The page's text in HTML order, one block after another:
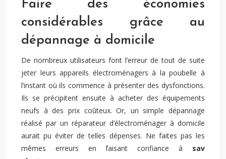
Faire des économies
considérables grâce au
dépannage à domicile
De nombreux utilisateurs font l’erreur de tout de suite
jeter leurs appareils électroménagers à la poubelle à
l’instant où ils commence à présenter des dysfonctions.
Ils se précipitent ensuite à acheter des équipements
neufs à des prix coûteux. Or, un simple dépannage
réalisé par un réparateur d’électroménager à domicile
aurait pu éviter de telles dépenses. Ne faites pas les
mêmes erreurs en faisant confiance à sav